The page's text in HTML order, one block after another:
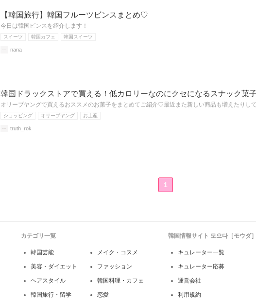
【韓国旅行】韓国フルーツビンスまとめ♡‬
今日は韓国ビンスを紹介します！
スイーツ 韓国カフェ 韓国スイーツ
nana
韓国ドラックストアで買える！低カロリーなのにクセになるスナック菓
オリーブヤングで買えるおススメのお菓子をまとめてご紹介♡最近また新しい商品も増えたりし
ショッピング オリーブヤング お土産
truth_rok
1
カテゴリ一覧
韓国芸能 メイク・コスメ
美容・ダイエット ファッション
ヘアスタイル 韓国料理・カフェ
韓国旅行・留学 恋愛
韓国情報サイト 모으다［モウダ
キュレーター一覧
キュレーター応募
運営会社
利用規約